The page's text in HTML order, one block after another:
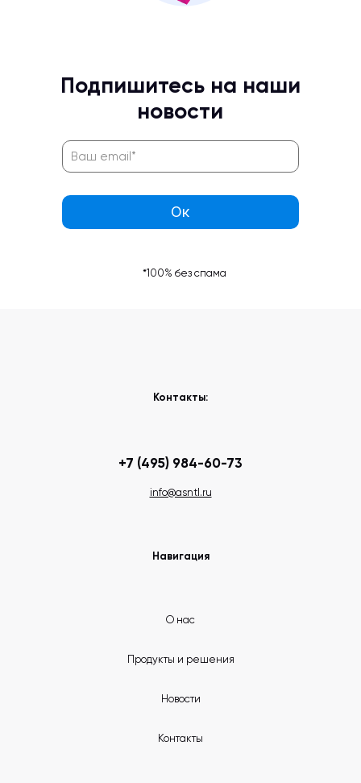
Подпишитесь на наши
новости
*100% без спама
Контакты:
+7 (495) 984-60-73
info@asntl.ru
Навигация
О нас
Продукты и решения
Новости
Контакты